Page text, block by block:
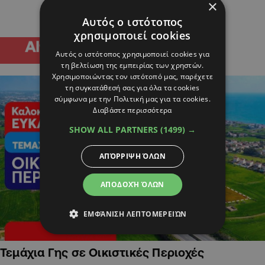
Τεμάχια Γης σε Οικιστικές Περιοχές
×
Αυτός ο ιστότοπος
χρησιμοποιεί cookies
Αυτός ο ιστότοπος χρησιμοποιεί cookies για
τη βελτίωση της εμπειρίας των χρηστών.
Χρησιμοποιώντας τον ιστότοπό μας, παρέχετε
τη συγκατάθεσή σας για όλα τα cookies
σύμφωνα με την Πολιτική μας για τα cookies.
Διαβάστε περισσότερα
SHOW ALL PARTNERS (1499) →
ΑΠΟΔΟΧΉ ΌΛΩΝ
ΑΠΌΡΡΙΨΗ ΌΛΩΝ
ΕΜΦΆΝΙΣΗ ΛΕΠΤΟΜΕΡΕΙΏΝ